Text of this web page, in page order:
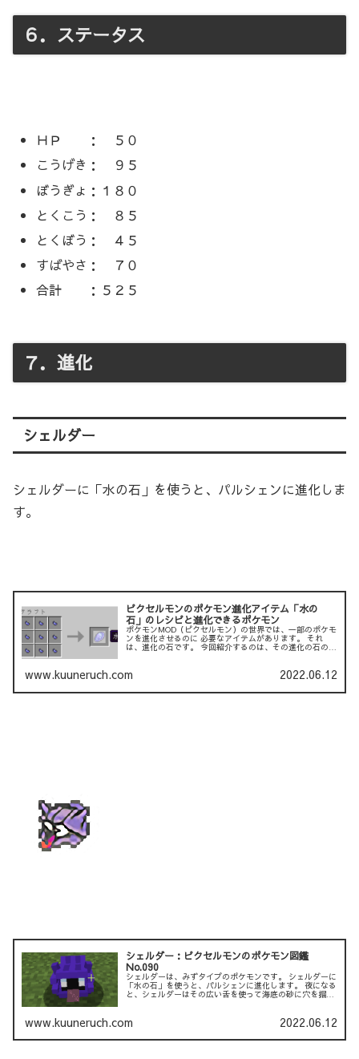
６．ステータス
ＨＰ ： ５０
こうげき： ９５
ぼうぎょ：１８０
とくこう： ８５
とくぼう： ４５
すばやさ： ７０
合計 ：５２５
７．進化
シェルダー
シェルダーに「水の石」を使うと、パルシェンに進化しま
す。
ピクセルモンのポケモン進化アイテム「水の
石」のレシピと進化できるポケモン
ポケモンMOD（ピクセルモン）の世界では、一部のポケモ
ンを進化させるのに 必要なアイテムがあります。 それ
は、進化の石です。 今回紹介するのは、その進化の石の１
www.kuuneruch.com 2022.06.12
シェルダー：ピクセルモンのポケモン図鑑
No.090
シェルダーは、みずタイプのポケモンです。 シェルダーに
「水の石」を使うと、パルシェンに進化します。 夜になる
と、シェルダーはその広い舌を使って海底の砂に穴を掘
www.kuuneruch.com 2022.06.12